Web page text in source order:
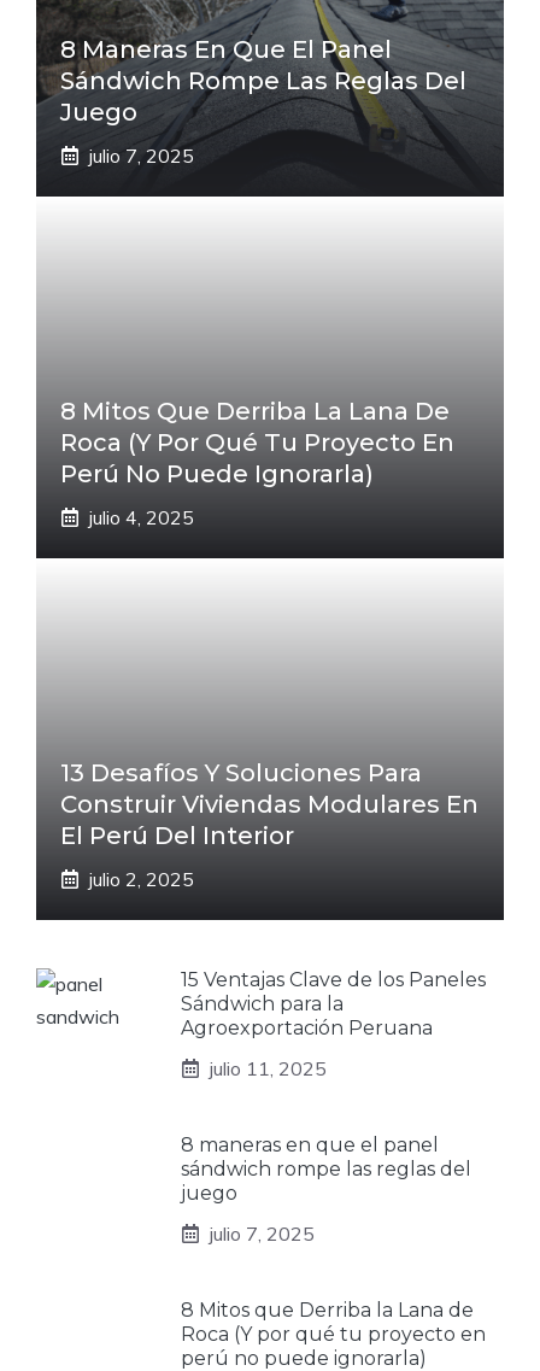
8 Maneras En Que El Panel
Sándwich Rompe Las Reglas Del
Juego
julio 7, 2025
8 Mitos Que Derriba La Lana De
Roca (Y Por Qué Tu Proyecto En
Perú No Puede Ignorarla)
julio 4, 2025
13 Desafíos Y Soluciones Para
Construir Viviendas Modulares En
El Perú Del Interior
julio 2, 2025
15 Ventajas Clave de los Paneles
Sándwich para la
Agroexportación Peruana
julio 11, 2025
8 maneras en que el panel
sándwich rompe las reglas del
juego
julio 7, 2025
8 Mitos que Derriba la Lana de
Roca (Y por qué tu proyecto en
perú no puede ignorarla)